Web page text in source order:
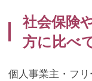
社会保険
方に比べ
個人事業主・フ